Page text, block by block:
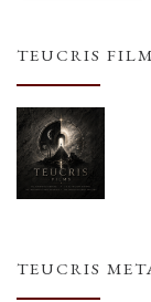
TEUCRIS
TEUCRIS